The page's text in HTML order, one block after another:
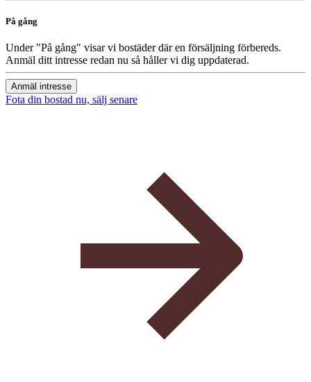
På gång
Under "På gång" visar vi bostäder där en försäljning förbereds.
Anmäl ditt intresse redan nu så håller vi dig uppdaterad.
Anmäl intresse
Fota din bostad nu, sälj senare